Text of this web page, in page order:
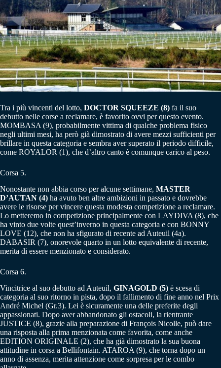
Tra i più vincenti del lotto, DOCTOR SQUEEZE (8) fa il suo
debutto nelle corse a reclamare, è favorito ovvi per questo evento.
MOMBASA (9), probabilmente vittima di qualche problema fisico
negli ultimi mesi, ha però già dimostrato di avere mezzi sufficienti per
brillare in questa categoria e sembra aver superato il periodo difficile,
come ROYALOR (1), che d’altro canto è comunque carico al peso.
Corsa 5.
Nonostante non abbia corso per alcune settimane, MASTER
D’AUTAN (4) ha avuto ben altre ambizioni in passato e dovrebbe
avere le risorse per vincere questa modesta competizione a reclamare.
Lo metteremo in competizione principalmente con LAYDIVA (8), che
ha vinto due volte quest’inverno in questa categoria e con BONNY
LOVE (12), che non ha sfigurato di recente ad Auteuil (4a).
DABASIR (7), onorevole quarto in un lotto equivalente di recente,
merita di essere menzionato e considerato.
Corsa 6.
Vincitrice al suo debutto ad Auteuil, GINAGOLD (5) è scesa di
categoria al suo ritorno in pista, dopo il fallimento di fine anno nel Prix
André Michel (Gr.3). Lei è sicuramente una delle preferite degli
appassionati. Dopo aver abbandonato gli ostacoli, la rientrante
JUSTICE (8), grazie alla preparazione di François Nicolle, può dare
una risposta alla prima menzionata come favorita, come anche
EDITION ORIGINALE (2), che ha già dimostrato la sua buona
attitudine in corsa a Bellifontain. ATAROA (9), che torna dopo un
anno di assenza, merita attenzione come sorpresa per le combo